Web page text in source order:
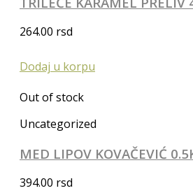
264.00 rsd
Dodaj u korpu
Out of stock
Uncategorized
MED LIPOV KOVAČEVIĆ
394.00 rsd